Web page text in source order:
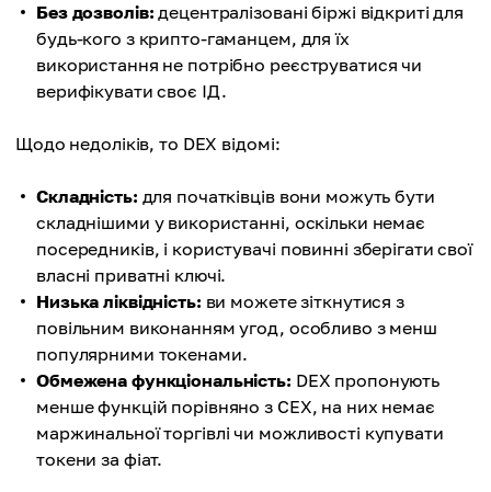
Без дозволів: децентралізовані біржі відкриті для
будь-кого з крипто-гаманцем, для їх
використання не потрібно реєструватися чи
верифікувати своє ІД.
Щодо недоліків, то DEX відомі:
Складність: для початківців вони можуть бути
складнішими у використанні, оскільки немає
посередників, і користувачі повинні зберігати свої
власні приватні ключі.
Низька ліквідність: ви можете зіткнутися з
повільним виконанням угод, особливо з менш
популярними токенами.
Обмежена функціональність: DEX пропонують
менше функцій порівняно з CEX, на них немає
маржинальної торгівлі чи можливості купувати
токени за фіат.